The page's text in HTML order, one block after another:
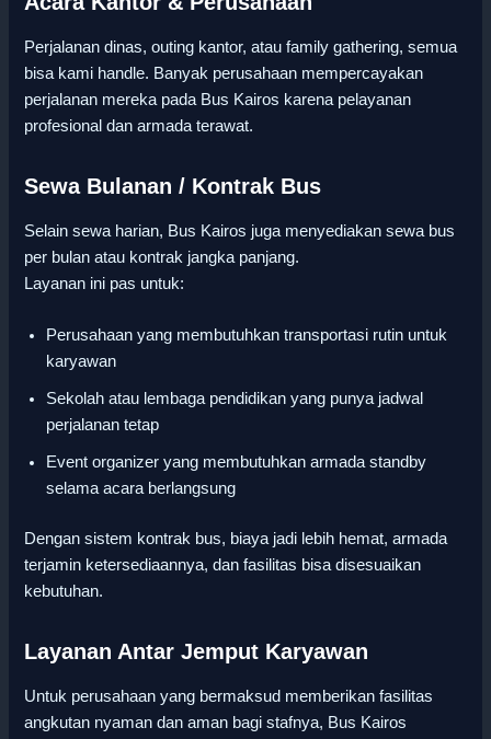
Perjalanan dinas, outing kantor, atau family gathering, semua
bisa kami handle. Banyak perusahaan mempercayakan
perjalanan mereka pada Bus Kairos karena pelayanan
profesional dan armada terawat.
Sewa Bulanan / Kontrak Bus
Selain sewa harian, Bus Kairos juga menyediakan sewa bus
per bulan atau kontrak jangka panjang.
Layanan ini pas untuk:
Perusahaan yang membutuhkan transportasi rutin untuk
karyawan
Sekolah atau lembaga pendidikan yang punya jadwal
perjalanan tetap
Event organizer yang membutuhkan armada standby
selama acara berlangsung
Dengan sistem kontrak bus, biaya jadi lebih hemat, armada
terjamin ketersediaannya, dan fasilitas bisa disesuaikan
kebutuhan.
Layanan Antar Jemput Karyawan
Untuk perusahaan yang bermaksud memberikan fasilitas
angkutan nyaman dan aman bagi stafnya, Bus Kairos